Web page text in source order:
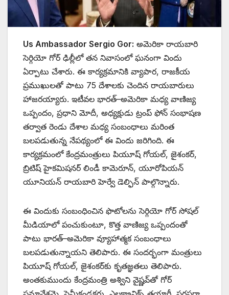
Us Ambassador Sergio Gor: అమెరికా రాయబారి
సెర్గియో గోర్ ఢిల్లీలో తన నివాసంలో ఘనంగా విందు
ఏర్పాటు చేశారు. ఈ కార్యక్రమానికి వ్యాపార, రాజకీయ
ప్రముఖులతో పాటు 75 దేశాలకు చెందిన రాయబారులు
హాజరయ్యారు. ఇటీవల భారత్–అమెరికా మధ్య వాణిజ్య
ఒప్పందం, ప్రధాని మోదీ, అధ్యక్షుడు ట్రంప్ ఫోన్ సంభాషణ
తర్వాత రెండు దేశాల మధ్య సంబంధాలు మరింత
బలపడుతున్న నేపథ్యంలో ఈ విందు జరిగింది. ఈ
కార్యక్రమంలో కేంద్రమంత్రులు పియూష్ గోయల్, జైశంకర్,
బ్రిటిష్ హైకమిషనర్ లిండీ కామెరూన్, యూరోపియన్
యూనియన్ రాయబారి హెర్వే డెల్ఫిన్ పాల్గొన్నారు.
ఈ విందుకు సంబంధించిన ఫొటోలను సెర్గియో గోర్ సోషల్
మీడియాలో పంచుకుంటూ, కొత్త వాణిజ్య ఒప్పందంతో
పాటు భారత్–అమెరికా వ్యూహాత్మక సంబంధాలు
బలపడుతున్నాయని తెలిపారు. ఈ సందర్భంగా మంత్రులు
పియూష్ గోయల్, జైశంకర్‌కు కృతజ్ఞతలు తెలిపారు.
అంతకుముందు కేంద్రమంత్రి అశ్విని వైష్ణవ్‌తో గోర్